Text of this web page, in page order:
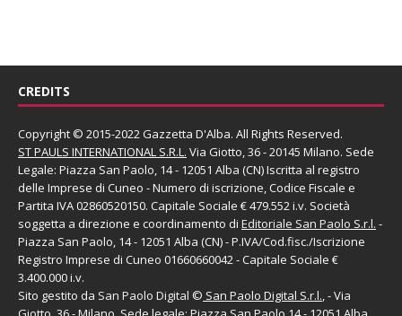
CREDITS
Copyright © 2015-2022 Gazzetta D'Alba. All Rights Reserved.
ST PAULS INTERNATIONAL S.R.L. Via Giotto, 36 - 20145 Milano. Sede
Legale: Piazza San Paolo, 14 - 12051 Alba (CN) Iscritta al registro
delle Imprese di Cuneo - Numero di iscrizione, Codice Fiscale e
Partita IVA 02860520150. Capitale Sociale € 479.552 i.v. Società
soggetta a direzione e coordinamento di Editoriale San Paolo S.r.l. -
Piazza San Paolo, 14 - 12051 Alba (CN) - P.IVA/Cod.fisc./Iscrizione
Registro Imprese di Cuneo 01660660042 - Capitale Sociale €
3.400.000 i.v.
Sito gestito da San Paolo Digital © San Paolo Digital S.r.l., - Via